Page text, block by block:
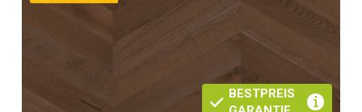
BESTPREIS